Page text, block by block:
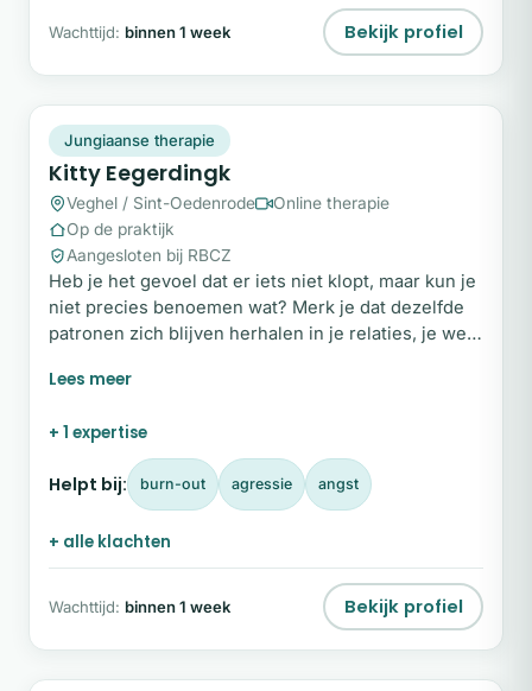
Wachttijd: binnen 1 week Bekijk profiel
Snel beschikbaar
Jungiaanse therapie
Kitty Eegerdingk
Veghel / Sint-Oedenrode
Online therapie
Op de praktijk
Aangesloten bij RBCZ
Heb je het gevoel dat er iets niet klopt, maar kun je
niet precies benoemen wat? Merk je dat dezelfde
patronen zich blijven herhalen in je relaties, je werk
klachten werken, maar ook meer richting, inzicht en
analytisch therapeut help ik (jong)volwassenen die
bereid zijn om naar zichzelf te kijken.
+ 1 expertise
Helpt bij: burn-out agressie angst
+ alle klachten
Wachttijd: binnen 1 week Bekijk profiel